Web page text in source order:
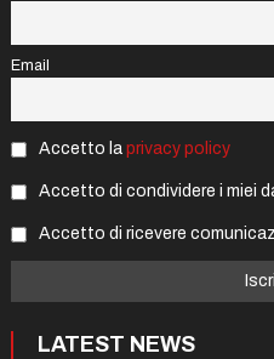
Email
Accetto la privacy policy
Accetto di condividere i miei
Accetto di ricevere
LATEST NEWS